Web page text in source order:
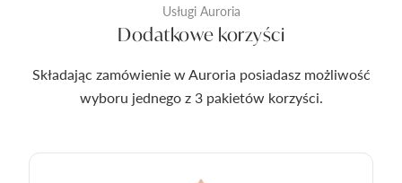
Usługi Auroria
Dodatkowe korzyści
Składając zamówienie w Auroria posiadasz możliwość
wyboru jednego z 3 pakietów korzyści.